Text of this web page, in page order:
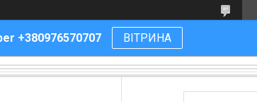
+380976570707 ВІТРИНА